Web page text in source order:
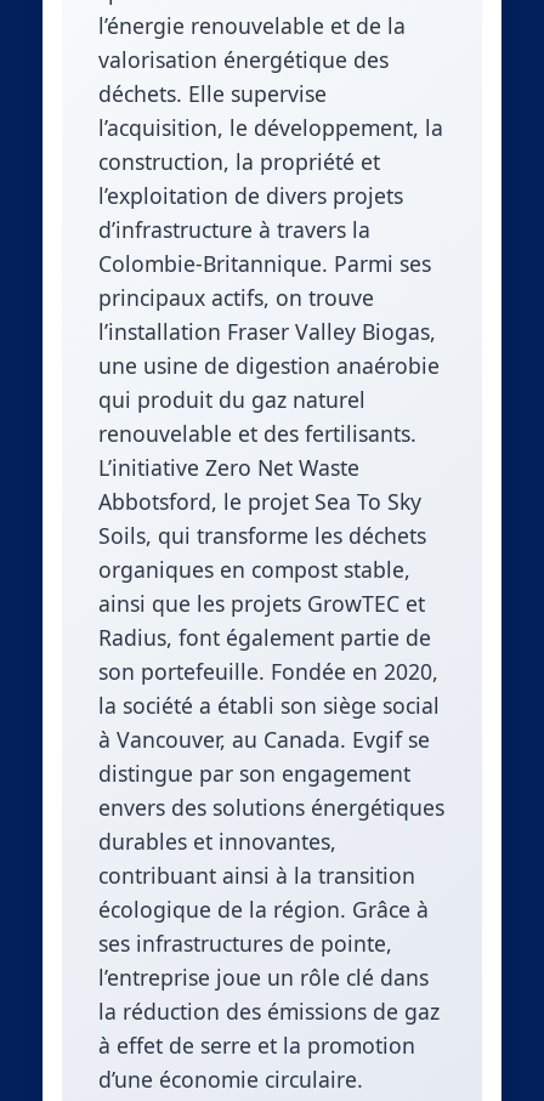
l’énergie renouvelable et de la
valorisation énergétique des
déchets. Elle supervise
l’acquisition, le développement, la
construction, la propriété et
l’exploitation de divers projets
d’infrastructure à travers la
Colombie-Britannique. Parmi ses
principaux actifs, on trouve
l’installation Fraser Valley Biogas,
une usine de digestion anaérobie
qui produit du gaz naturel
renouvelable et des fertilisants.
L’initiative Zero Net Waste
Abbotsford, le projet Sea To Sky
Soils, qui transforme les déchets
organiques en compost stable,
ainsi que les projets GrowTEC et
Radius, font également partie de
son portefeuille. Fondée en 2020,
la société a établi son siège social
à Vancouver, au Canada. Evgif se
distingue par son engagement
envers des solutions énergétiques
durables et innovantes,
contribuant ainsi à la transition
écologique de la région. Grâce à
ses infrastructures de pointe,
l’entreprise joue un rôle clé dans
la réduction des émissions de gaz
à effet de serre et la promotion
d’une économie circulaire.